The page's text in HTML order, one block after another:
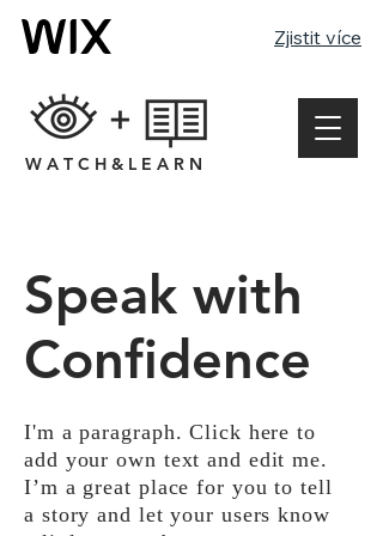
Zjistit více